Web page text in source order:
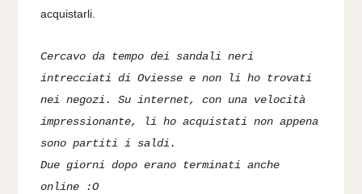
acquistarli.
Cercavo da tempo dei sandali neri
intrecciati di Oviesse e non li ho trovati
nei negozi. Su internet, con una velocità
impressionante, li ho acquistati non appena
sono partiti i saldi.
Due giorni dopo erano terminati anche
online :O